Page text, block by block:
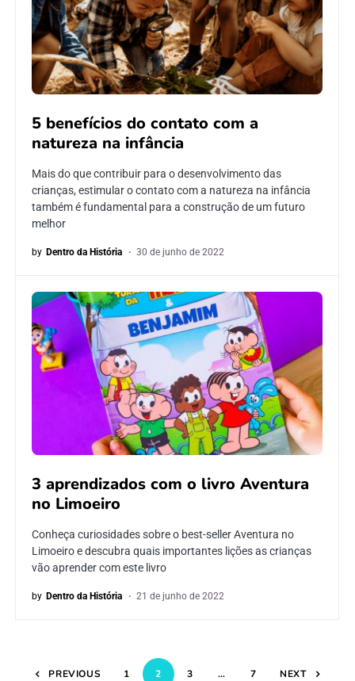
5 benefícios do contato com a
natureza na infância
Mais do que contribuir para o desenvolvimento das
crianças, estimular o contato com a natureza na infância
também é fundamental para a construção de um futuro
melhor
by Dentro da História 30 de junho de 2022
3 aprendizados com o livro Aventura
no Limoeiro
Conheça curiosidades sobre o best-seller Aventura no
Limoeiro e descubra quais importantes lições as crianças
vão aprender com este livro
by Dentro da História 21 de junho de 2022
PREVIOUS 1 2 3 … 7 NEXT